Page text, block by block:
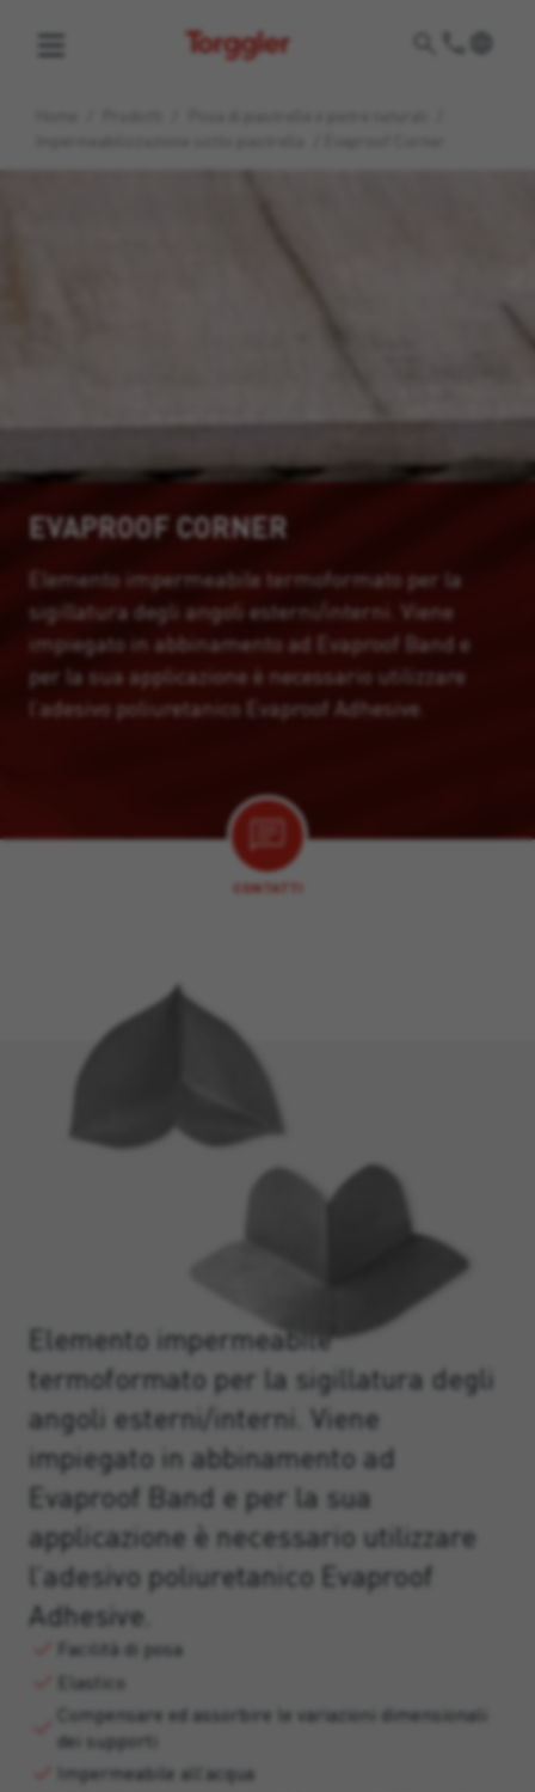
Torggler
EVAPROOF CORNER
Elemento impermeabile termoformato per la
sigillatura degli angoli esterni/interni. Viene
impiegato in abbinamento ad Evaproof Band e
per la sua applicazione è necessario utilizzare
l’adesivo poliuretanico Evaproof Adhesive.
CONTATTI
Elemento impermeabile
termoformato per la sigillatura degli
angoli esterni/interni. Viene
impiegato in abbinamento ad
Evaproof Band e per la sua
applicazione è necessario utilizzare
l’adesivo poliuretanico Evaproof
Adhesive.
Facilità di posa
Elastico
Compensare ed assorbire le variazioni dimensionali
dei supporti
Impermeabile all’acqua